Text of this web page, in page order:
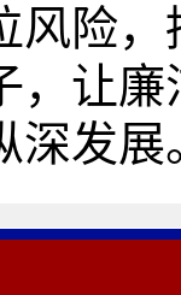
风险
，让
深发